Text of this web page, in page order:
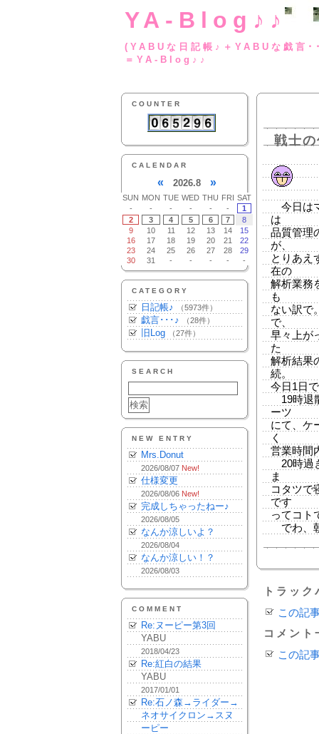
YA-Blog♪♪
(YABUな日記帳♪
＝YA-Blog♪♪
COUNTER
CALENDAR
« 2026.8 »
SUN MON TUE WED THU FRI SAT
-
- - - - -
1
2
3 4 5 6 7
8
9
10 11 12 13 14
15
16
17 18 19 20 21
22
23
24 25 26 27 28
29
30
31 - - - - -
CATEGORY
日記帳♪ （5973件）
戯言･･･♪ （28件）
旧Log （27件）
SEARCH
NEW ENTRY
Mrs.Donut
2026/08/07 New!
仕様変更
2026/08/06 New!
完成しちゃったねー♪
2026/08/05
なんか涼しいよ？
2026/08/04
なんか涼しい！？
2026/08/03
COMMENT
Re:ヌーピー第3回
YABU
2018/04/23
Re:紅白の結果
YABU
2017/01/01
Re:石ノ森→ライダー→
ネオサイクロン→スヌ
ーピー
戦士
今日は
は
品質管理
が、
とりあえ
在の
解析業務
も
ない訳で
で、
早々上が
た
解析結果
続。
今日1日
19時退
ーツ
にて、ケ
く
営業時間
20時過
ま
コタツで
です
ってコト
でわ、
トラッ
この記
コメント
この記